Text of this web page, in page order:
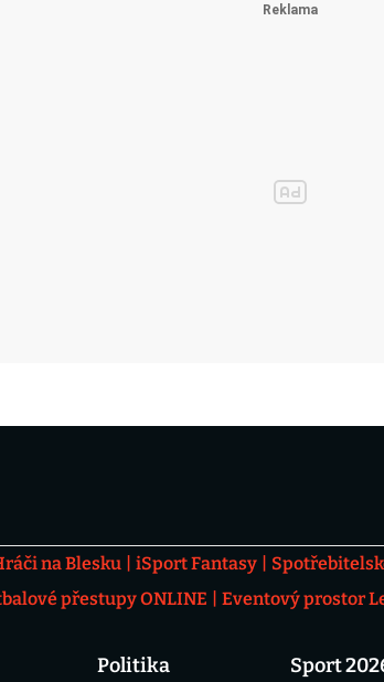
na Blesku iSport Fantasy
přestupy ONLINE Eventový prostor
Politika Sport